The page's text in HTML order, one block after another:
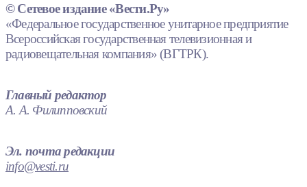
© Сетевое издание «Вести.Ру»
«Федеральное государственное унитарное предприятие
Всероссийская государственная телевизионная и
радиовещательная компания» (ВГТРК).
Главный редактор
А. А. Филипповский
Эл. почта редакции
info@vesti.ru